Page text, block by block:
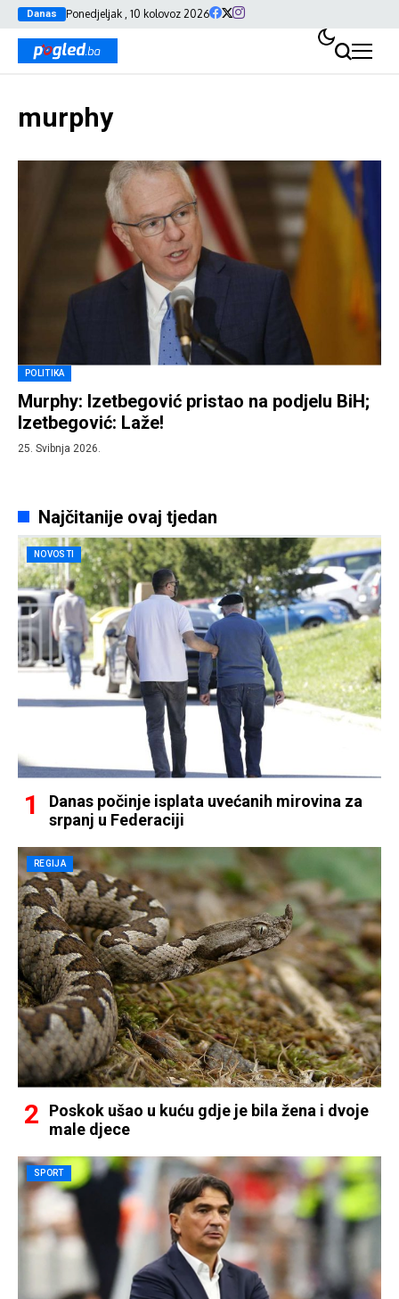
Danas Ponedjeljak , 10 kolovoz 2026
murphy
POLITIKA
Murphy: Izetbegović pristao na podjelu BiH;
Izetbegović: Laže!
25. Svibnja 2026.
Najčitanije ovaj tjedan
NOVOSTI
Danas počinje isplata uvećanih mirovina za
srpanj u Federaciji
REGIJA
Poskok ušao u kuću gdje je bila žena i dvoje
male djece
SPORT